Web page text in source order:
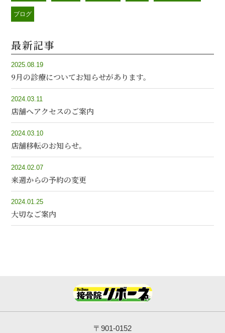
ブログ
最新記事
2025.08.19
9月の診療についてお知らせがあります。
2024.03.11
店舗へアクセスのご案内
2024.03.10
店舗移転のお知らせ。
2024.02.07
来週からの予約の変更
2024.01.25
大切なご案内
〒901-0152